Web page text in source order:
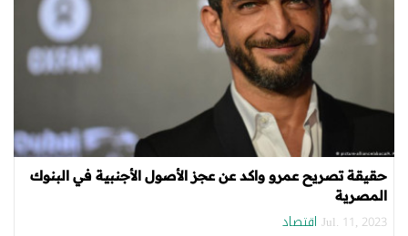
حقيقة تصريح عمرو واكد عن عجز الأصول الأجنبية في البنوك
المصرية
Jul. 11, 2023 اقتصاد